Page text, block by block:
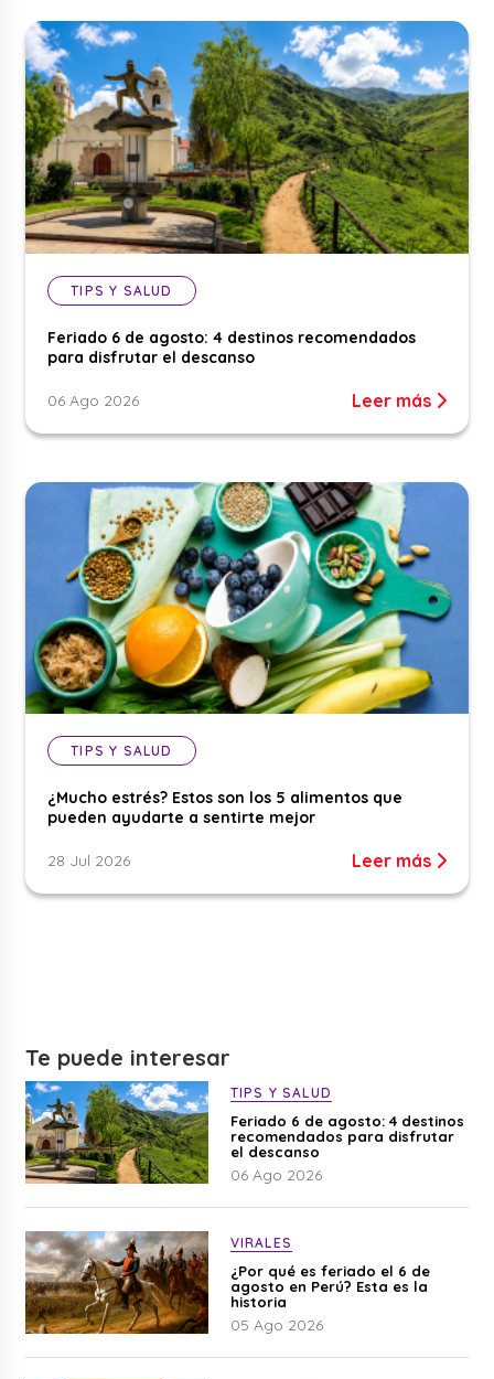
TIPS Y SALUD
Feriado 6 de agosto: 4 destinos recomendados
para disfrutar el descanso
06 Ago 2026 Leer más
TIPS Y SALUD
¿Mucho estrés? Estos son los 5 alimentos que
pueden ayudarte a sentirte mejor
28 Jul 2026 Leer más
Te puede interesar
TIPS Y SALUD
Feriado 6 de agosto: 4 destinos
recomendados para disfrutar
el descanso
06 Ago 2026
VIRALES
¿Por qué es feriado el 6 de
agosto en Perú? Esta es la
historia
05 Ago 2026